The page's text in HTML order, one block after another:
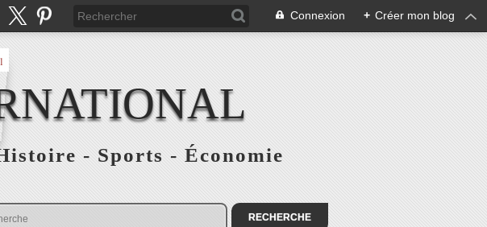
Connexion + Créer mon blog
- Sports - Économie